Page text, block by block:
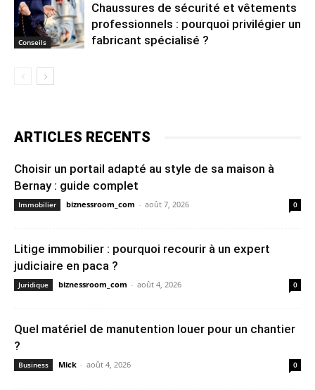
Conseils
Chaussures de sécurité et vêtements
professionnels : pourquoi privilégier un
fabricant spécialisé ?
ARTICLES RECENTS
Choisir un portail adapté au style de sa maison à
Bernay : guide complet
Immobilier biznessroom_com - août 7, 2026 0
Litige immobilier : pourquoi recourir à un expert
judiciaire en paca ?
Juridique biznessroom_com - août 4, 2026 0
Quel matériel de manutention louer pour un chantier
?
Business Mick - août 4, 2026 0